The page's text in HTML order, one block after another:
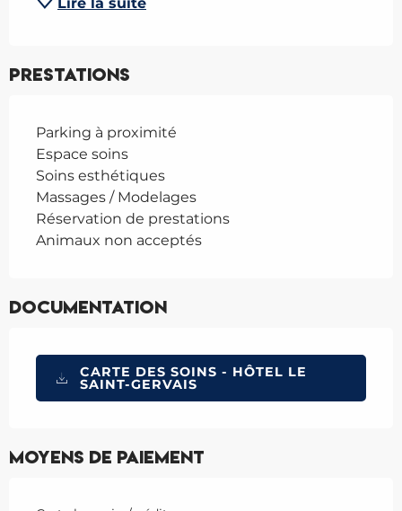
Lire la suite
Prestations
Parking à proximité
Espace soins
Soins esthétiques
Massages / Modelages
Réservation de prestations
Animaux non acceptés
Documentation
CARTE DES SOINS - HÔTEL LE
SAINT-GERVAIS
Moyens de paiement